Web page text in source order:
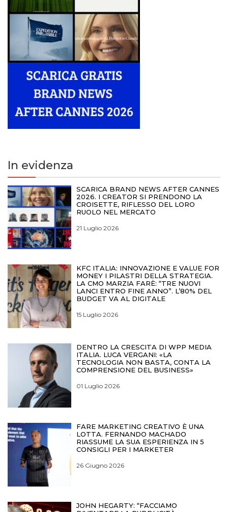
In evidenza
SCARICA BRAND NEWS AFTER CANNES
2026. I CREATOR SI PRENDONO LA
CROISETTE, RIFLESSO DEL LORO
RUOLO NEL MERCATO
21 Luglio 2026
KFC ITALIA: INNOVAZIONE E VALUE FOR
MONEY I PILASTRI DELLA STRATEGIA.
LA CMO MARZIA FARÈ: “TRE NUOVI
LANCI ENTRO FINE ANNO”. L’80% DEL
BUDGET VA AL DIGITALE
15 Luglio 2026
DENTRO LA CRESCITA DI WPP MEDIA
ITALIA. LUCA VERGANI: «LA
TECNOLOGIA NON BASTA, CONTA LA
COMPRENSIONE DEL BUSINESS»
01 Luglio 2026
FARE MARKETING CREATIVO È UNA
LOTTA. FERNANDO MACHADO
RIASSUME LA SUA ESPERIENZA IN 5
CONSIGLI PER I MARKETER
26 Giugno 2026
JOHN HEGARTY: “FACCIAMO